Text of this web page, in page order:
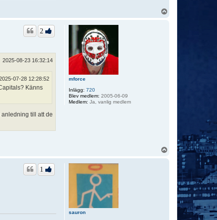
mforce
Inlägg: 720
Blev medlem: 2005-06-09
Medlem: Ja, vanlig medlem
2
2025-08-23 16:32:14
07-28 12:28:52
Känns
till att de
sauron
1